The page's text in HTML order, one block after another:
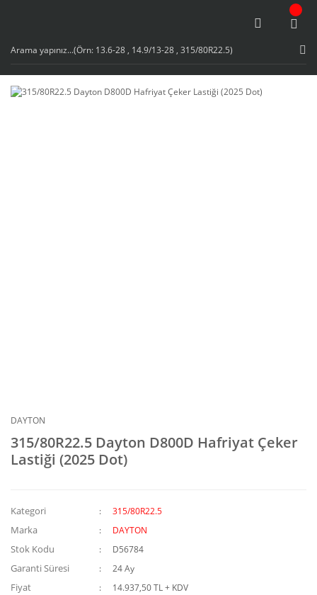
DAYTON
315/80R22.5 Dayton D800D Hafriyat Çeker
Lastiği (2025 Dot)
Kategori 315/80R22.5
Marka DAYTON
Stok Kodu D56784
Garanti Süresi 24 Ay
Fiyat
14.937,50 TL + KDV